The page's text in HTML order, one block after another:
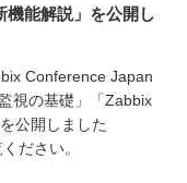
機能解説」を公開し
Conference Japan
視の基礎」「Zabbix
公開しました
ださい。